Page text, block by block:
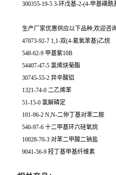
300355-19-5 3-环戊基-2-(4-甲基磺
生产厂家优惠供应以下品种,欢迎咨
47073-92-7 1,1-双(4-氰氧苯基)乙烷
548-62-9 甲基紫10B
54407-47-5 氯烯炔菊酯
30745-55-2 异辛酸铝
1321-74-0 二乙烯苯
51-15-0 氯解磷定
101-96-2 N,N-二仲丁基对苯二胺
540-97-6 十二甲基环六硅氧烷
10028-70-3 对苯二甲酸二钠盐
9041-56-9 羟丁基甲基纤维素